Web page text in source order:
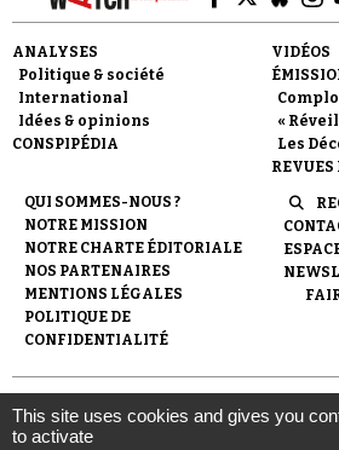
Faire un don
Demander à
ANALYSES
Politique & société
International
Idées & opinions
CONSPIPÉDIA
VIDÉOS
«
Les
REVUES
QUI SOMMES-NOUS ?
NOTRE MISSION
NOTRE CHARTE ÉDITORIALE
NOS PARTENAIRES
MENTIONS LÉGALES
POLITIQUE DE
CONFIDENTIALITÉ
© 2007- 2026 Conspiracy Watch | Une
l'Observatoire du conspirationnisme
le soutien de la Fondation pour la Mémoire
This site uses cookies and gives you
to activate